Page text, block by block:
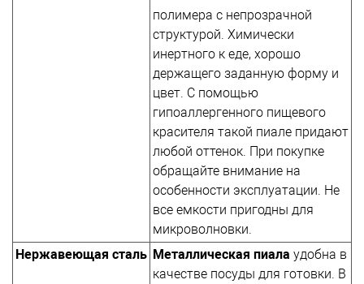
полимера с непрозрачной
структурой. Химически
инертного к еде, хорошо
держащего заданную форму и
цвет. С помощью
гипоаллергенного пищевого
красителя такой пиале придают
любой оттенок. При покупке
обращайте внимание на
особенности эксплуатации. Не
все емкости пригодны для
микроволновки.
Нержавеющая сталь Металлическая пиала удобна в
качестве посуды для готовки. В